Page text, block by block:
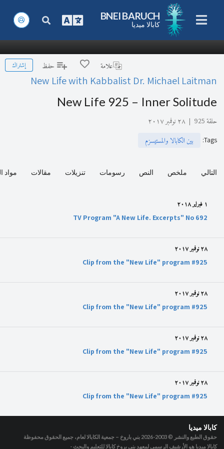
BNEI BARUCH
كابالا ميديا
علامة حفظ إشتراك
New Life with Kabbalist Dr. Michael Laitman
New Life 925 – Inner Solitude
حلقة 925 | ٢٨ نوفمبر ٢٠١٧
Tags
: بين الكابالا والمستيسزم
التالي ملخص النص رسومات تنزيلات مقالات مواد
١ فبراير ٢٠١٨
TV Program "A New Life. Excerpts" No 692
٢٨ نوفمبر ٢٠١٧
Clip from the "New Life" program #925
٢٨ نوفمبر ٢٠١٧
Clip from the "New Life" program #925
٢٨ نوفمبر ٢٠١٧
Clip from the "New Life" program #925
٢٨ نوفمبر ٢٠١٧
Clip from the "New Life" program #925
كابالا ميديا
حقوق الطبع والنشر © 2003-2026
بني باروخ – جمعية الكابالا لعام، جميع الحقوق محفوظة
كابالا ميديا هو الأرشيف الرسمي لمعهد بني بروخ كابالا للتعليم والبحث -